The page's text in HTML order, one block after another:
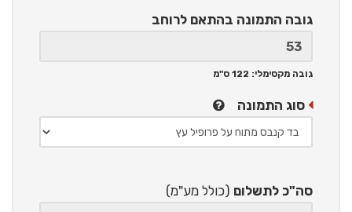
גובה התמונה בהתאם לרוחב
גובה מקסימלי: 122 ס"מ
סוג התמונה
סה"כ לתשלום (כולל מע"מ)